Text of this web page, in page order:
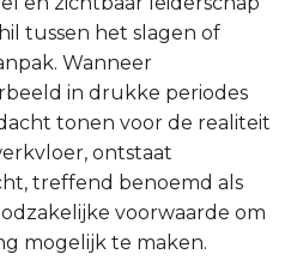
tussen het slagen of
Wanneer
in drukke periodes
tonen voor de realiteit
ontstaat
treffend benoemd als
voorwaarde om
mogelijk te maken.